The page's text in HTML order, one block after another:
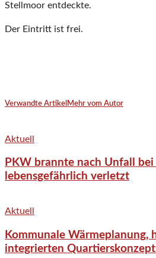
Stellmoor entdeckte.
Der Eintritt ist frei.
Verwandte Artikel Mehr vom Autor
Aktuell
PKW brannte nach Unfall
lebensgefährlich verletzt
Aktuell
Kommunale Wärmeplanung,
integrierten